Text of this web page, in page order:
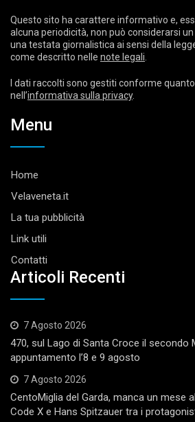
Questo sito ha carattere informativo e,
alcuna periodicità, non può considerarsi
una testata giornalistica ai sensi della
come descritto nelle note legali
I dati raccolti sono gestiti conforme
nell’informativa sulla privacy.
Menu
Home
Velaveneta.it
La tua pubblicità
Link utili
Contatti
Articoli Recenti
7 Agosto 2026
470, sul Lago di Santa Croce il secondo
appuntamento l’8 e 9 agosto
7 Agosto 2026
CentoMiglia del Garda, manca un mese
Code X e Hans Spitzauer tra i